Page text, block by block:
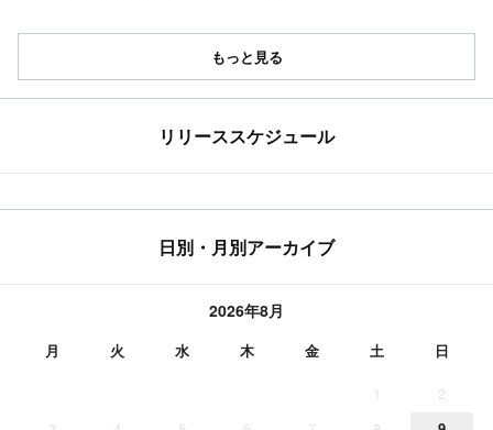
もっと見る
リリーススケジュール
日別・月別アーカイブ
2026年8月
月 火 水 木 金 土 日
1
2